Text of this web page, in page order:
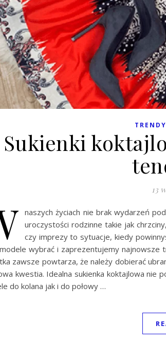
Sukienki
13
naszych życiach nie brak wydarzeń
uroczystości rodzinne takie jak
czy imprezy to sytuacje, kiedy
wybrać i zaprezentujemy najnowsze
zawsze powtarza, że należy dobierać
kwestia. Idealna sukienka koktajlowa nie
do kolana jak i do połowy …